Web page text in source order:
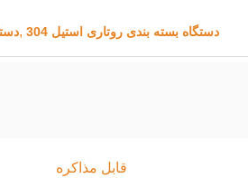
, دستگاه بسته بندی روتاری استیل 304
قابل مذاکره